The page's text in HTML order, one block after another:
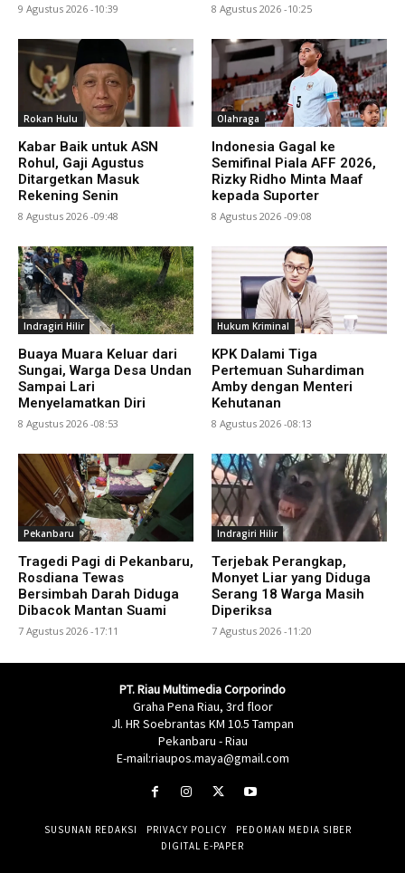
9 Agustus 2026 -10:39 8 Agustus 2026 -10:25
Rokan Hulu
Kabar Baik untuk ASN
Rohul, Gaji Agustus
Ditargetkan Masuk
Rekening Senin
8 Agustus 2026 -09:48
Olahraga
Indonesia Gagal ke
Semifinal Piala AFF 2026,
Rizky Ridho Minta Maaf
kepada Suporter
8 Agustus 2026 -09:08
Indragiri Hilir
Buaya Muara Keluar dari
Sungai, Warga Desa Undan
Sampai Lari
Menyelamatkan Diri
8 Agustus 2026 -08:53
Hukum Kriminal
KPK Dalami Tiga
Pertemuan Suhardiman
Amby dengan Menteri
Kehutanan
8 Agustus 2026 -08:13
Pekanbaru
Tragedi Pagi di Pekanbaru,
Rosdiana Tewas
Bersimbah Darah Diduga
Dibacok Mantan Suami
7 Agustus 2026 -17:11
Indragiri Hilir
Terjebak Perangkap,
Monyet Liar yang Diduga
Serang 18 Warga Masih
Diperiksa
7 Agustus 2026 -11:20
PT. Riau Multimedia Corporindo
Graha Pena Riau, 3rd floor
Jl. HR Soebrantas KM 10.5 Tampan
Pekanbaru - Riau
E-mail:riaupos.maya@gmail.com
SUSUNAN REDAKSI PRIVACY POLICY
PEDOMAN MEDIA SIBER
DIGITAL E-PAPER